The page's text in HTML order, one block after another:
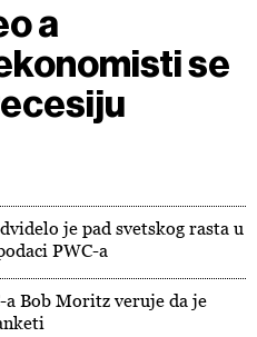
a
se
je pad svetskog rasta u
PWC-a
Bob Moritz veruje da je